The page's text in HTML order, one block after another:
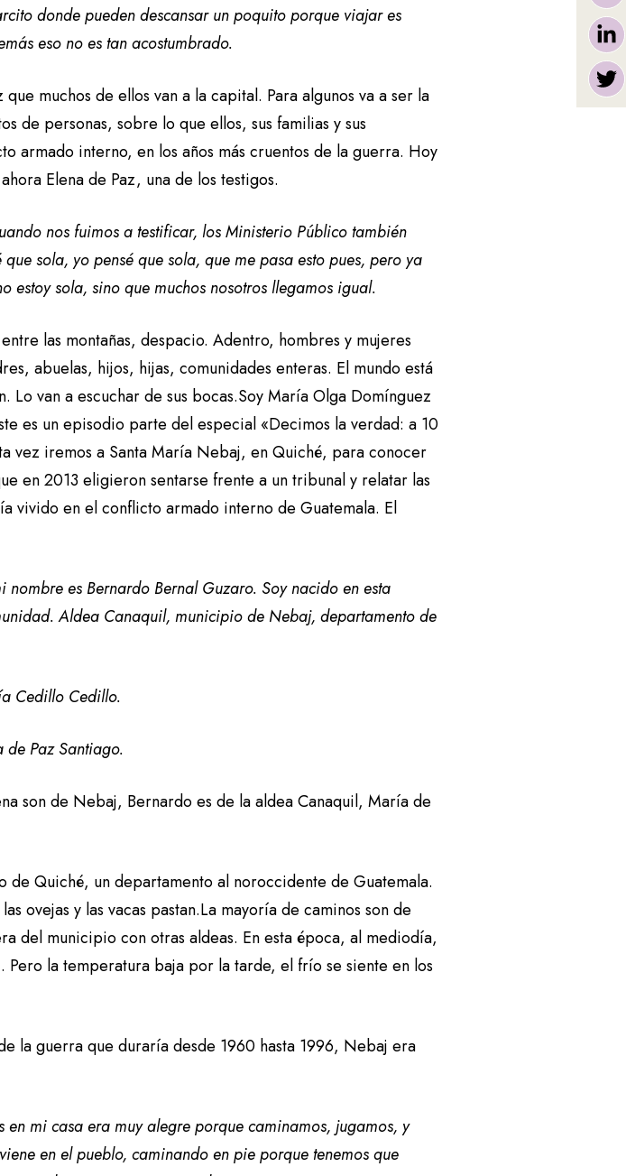
donde pueden descansar un poquito porque viajar es
eso no es tan acostumbrado.
muchos de ellos van a la capital. Para algunos va a ser la
de personas, sobre lo que ellos, sus familias y sus
armado interno, en los años más cruentos de la guerra. Hoy
Elena de Paz, una de los testigos.
nos fuimos a testificar, los Ministerio Público también
sola, yo pensé que sola, que me pasa esto pues, pero ya
estoy sola, sino que muchos nosotros llegamos igual.
las montañas, despacio. Adentro, hombres y mujeres
abuelas, hijos, hijas, comunidades enteras. El mundo está
Lo van a escuchar de sus bocas.Soy María Olga Domínguez
es un episodio parte del especial «Decimos la verdad: a 10
vez iremos a Santa María Nebaj, en Quiché, para conocer
en 2013 eligieron sentarse frente a un tribunal y relatar las
vivido en el conflicto armado interno de Guatemala. El
nombre es Bernardo Bernal Guzaro. Soy nacido en esta
Aldea Canaquil, municipio de Nebaj, departamento de
Cedillo Cedillo.
de Paz Santiago.
son de Nebaj, Bernardo es de la aldea Canaquil, María de
de Quiché, un departamento al noroccidente de Guatemala.
ovejas y las vacas pastan.La mayoría de caminos son de
del municipio con otras aldeas. En esta época, al mediodía,
la temperatura baja por la tarde, el frío se siente en los
la guerra que duraría desde 1960 hasta 1996, Nebaj era
en mi casa era muy alegre porque caminamos, jugamos, y
en el pueblo, caminando en pie porque tenemos que